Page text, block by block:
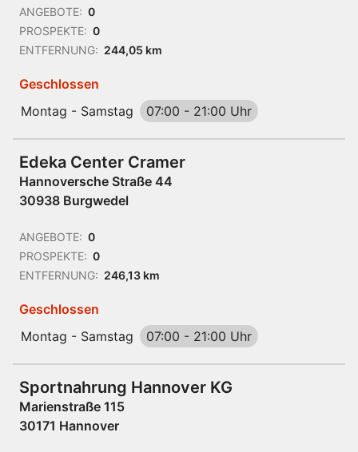
ANGEBOTE: 0
PROSPEKTE: 0
ENTFERNUNG: 244,05 km
Geschlossen
Montag - Samstag
07:00 - 21:00 Uhr
Edeka Center Cramer
Hannoversche Straße 44
30938 Burgwedel
ANGEBOTE: 0
PROSPEKTE: 0
ENTFERNUNG: 246,13 km
Geschlossen
Montag - Samstag
07:00 - 21:00 Uhr
Sportnahrung Hannover KG
Marienstraße 115
30171 Hannover